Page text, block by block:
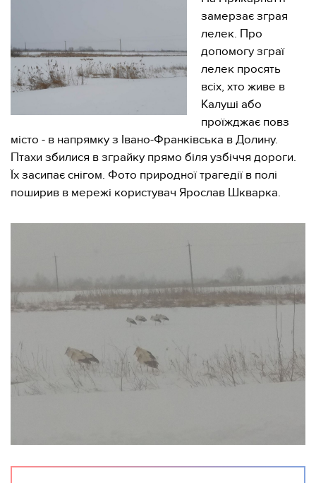
замерзає зграя
лелек. Про
допомогу зграї
лелек просять
всіх, хто живе в
Калуші або
проїжджає повз
місто - в напрямку з Івано-Франківська в Долину.
Птахи збилися в зграйку прямо біля узбіччя дороги.
Їх засипає снігом. Фото природної трагедії в полі
поширив в мережі користувач Ярослав Шкварка.